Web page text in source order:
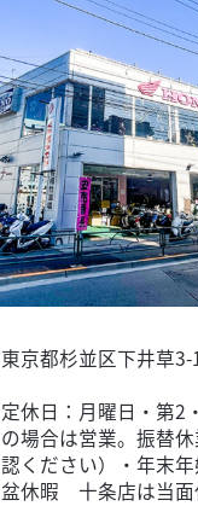
東京都杉並区下井草3-
定休日：月曜日・第2
の場合は営業。振替
認ください）・年末
盆休暇 十条店は当面